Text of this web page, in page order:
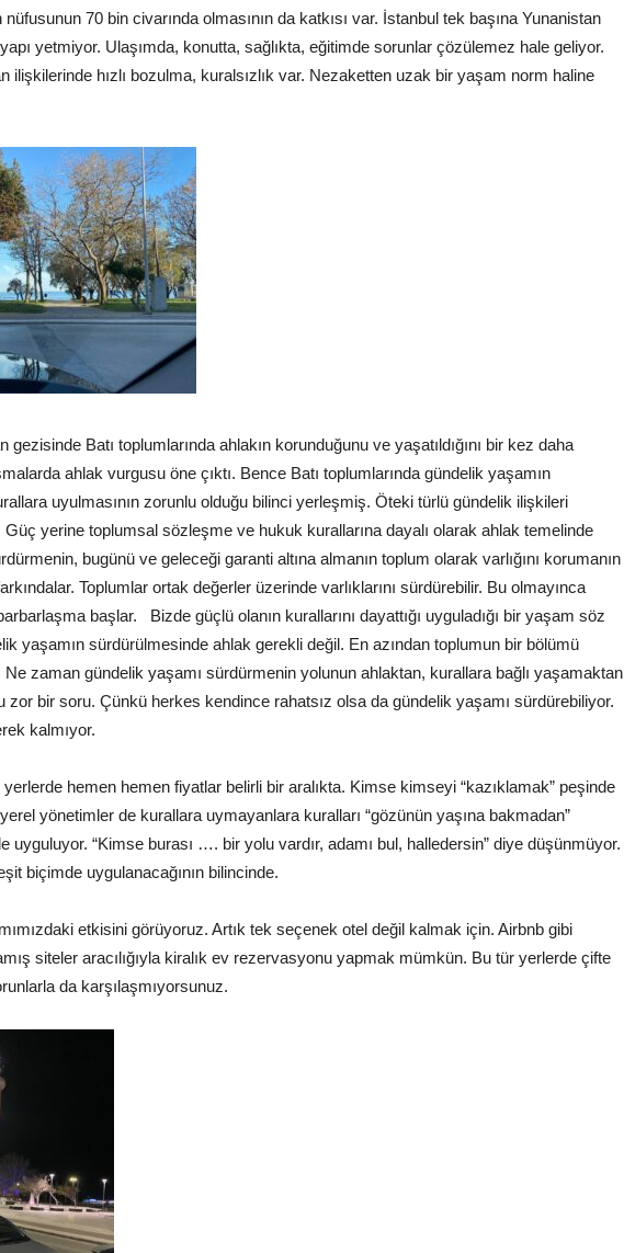
nüfusunun 70 bin civarında olmasının da katkısı var. İstanbul tek başına Yunanistan
yetmiyor. Ulaşımda, konutta, sağlıkta, eğitimde sorunlar çözülemez hale geliyor.
ilişkilerinde hızlı bozulma, kuralsızlık var. Nezaketten uzak bir yaşam norm haline
gezisinde Batı toplumlarında ahlakın korunduğunu ve yaşatıldığını bir kez daha
ahlak vurgusu öne çıktı. Bence Batı toplumlarında gündelik yaşamın
uyulmasının zorunlu olduğu bilinci yerleşmiş. Öteki türlü gündelik ilişkileri
Güç yerine toplumsal sözleşme ve hukuk kurallarına dayalı olarak ahlak temelinde
bugünü ve geleceği garanti altına almanın toplum olarak varlığını korumanın
Toplumlar ortak değerler üzerinde varlıklarını sürdürebilir. Bu olmayınca
başlar. Bizde güçlü olanın kurallarını dayattığı uyguladığı bir yaşam söz
yaşamın sürdürülmesinde ahlak gerekli değil. En azından toplumun bir bölümü
Ne zaman gündelik yaşamı sürdürmenin yolunun ahlaktan, kurallara bağlı yaşamaktan
zor bir soru. Çünkü herkes kendince rahatsız olsa da gündelik yaşamı sürdürebiliyor.
kalmıyor.
hemen hemen fiyatlar belirli bir aralıkta. Kimse kimseyi “kazıklamak” peşinde
yönetimler de kurallara uymayanlara kuralları “gözünün yaşına bakmadan”
uyguluyor. “Kimse burası …. bir yolu vardır, adamı bul, halledersin” diye düşünmüyor.
biçimde uygulanacağının bilincinde.
etkisini görüyoruz. Artık tek seçenek otel değil kalmak için. Airbnb gibi
siteler aracılığıyla kiralık ev rezervasyonu yapmak mümkün. Bu tür yerlerde çifte
da karşılaşmıyorsunuz.